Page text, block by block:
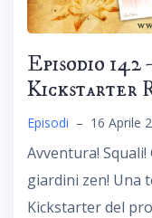
Episodio 142
Kickstarter
Episodi – 16 Aprile
Avventura!
giardini zen! Una
Kickstarter del